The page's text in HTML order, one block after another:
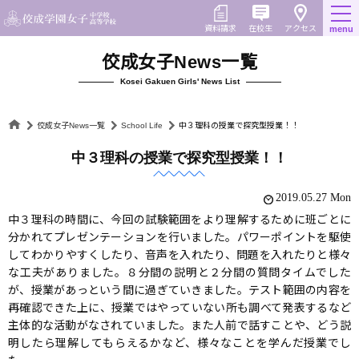
to
content
アクセス
在校生
資料請求 menu
佼成女子News一覧
Kosei Gakuen Girls' News List
佼成女子News一覧 School Life 中３理科の授業で探究型授業！！
中３理科の授業で探究型授業！！
2019.05.27 Mon
中３理科の時間に、今回の試験範囲をより理解するために班ごとに
分かれてプレゼンテーションを行いました。パワーポイントを駆使
してわかりやすくしたり、音声を入れたり、問題を入れたりと様々
な工夫がありました。８分間の説明と２分間の質問タイムでした
が、授業があっという間に過ぎていきました。テスト範囲の内容を
再確認できた上に、授業ではやっていない所も調べて発表するなど
主体的な活動がなされていました。また人前で話すことや、どう説
明したら理解してもらえるかなど、様々なことを学んだ授業でし